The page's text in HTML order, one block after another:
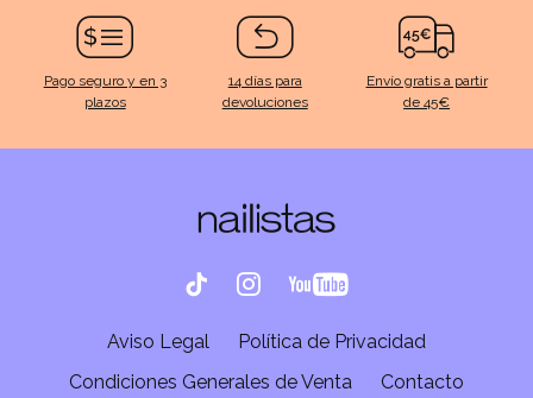
Pago seguro y en 3
plazos
14 días para
devoluciones
Envío gratis a partir
de 45€
Aviso Legal
Política de Privacidad
Condiciones Generales de Venta
Contacto